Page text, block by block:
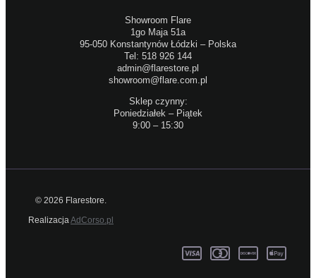
Showroom Flare
1go Maja 51a
95-050 Konstantynów Łódzki – Polska
Tel: 518 926 144
admin@flarestore.pl
showroom@flare.com.pl
Sklep czynny:
Poniedziałek – Piątek
9:00 – 15:30
© 2026 Flarestore.
RealizacjaAdCorso.pl